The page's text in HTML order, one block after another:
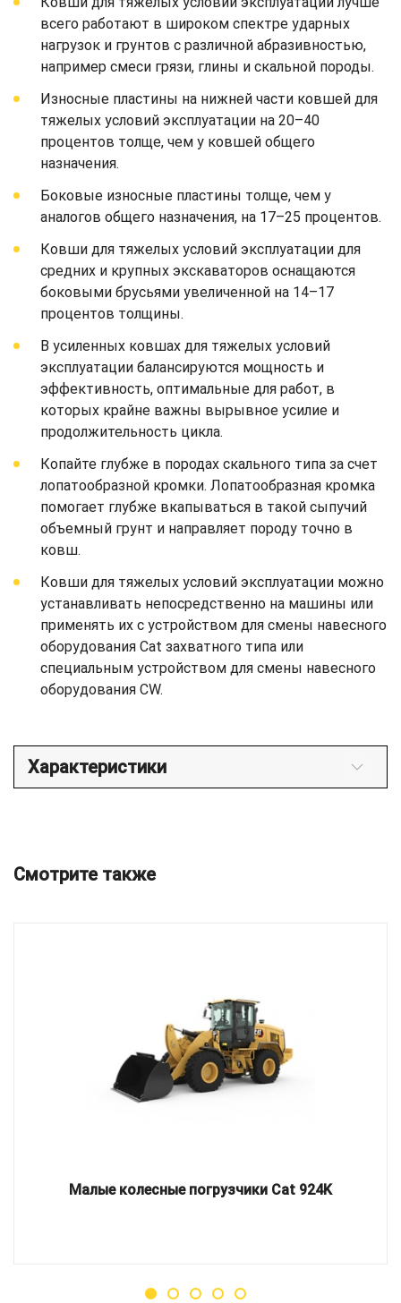
всего работают в широком спектре ударных
нагрузок и грунтов с различной абразивностью,
например смеси грязи, глины и скальной породы.
Износные пластины на нижней части ковшей для
тяжелых условий эксплуатации на 20–40
процентов толще, чем у ковшей общего
назначения.
Боковые износные пластины толще, чем у
аналогов общего назначения, на 17–25 процентов.
Ковши для тяжелых условий эксплуатации для
средних и крупных экскаваторов оснащаются
боковыми брусьями увеличенной на 14–17
процентов толщины.
В усиленных ковшах для тяжелых условий
эксплуатации балансируются мощность и
эффективность, оптимальные для работ, в
которых крайне важны вырывное усилие и
продолжительность цикла.
Копайте глубже в породах скального типа за счет
лопатообразной кромки. Лопатообразная кромка
помогает глубже вкапываться в такой сыпучий
объемный грунт и направляет породу точно в
ковш.
Ковши для тяжелых условий эксплуатации можно
устанавливать непосредственно на машины или
применять их с устройством для смены навесного
оборудования Cat захватного типа или
специальным устройством для смены навесного
оборудования CW.
Характеристики
Смотрите также
Малые колесные погрузчики Cat 924K